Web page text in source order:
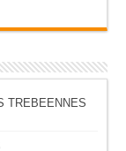
TREBEENNES